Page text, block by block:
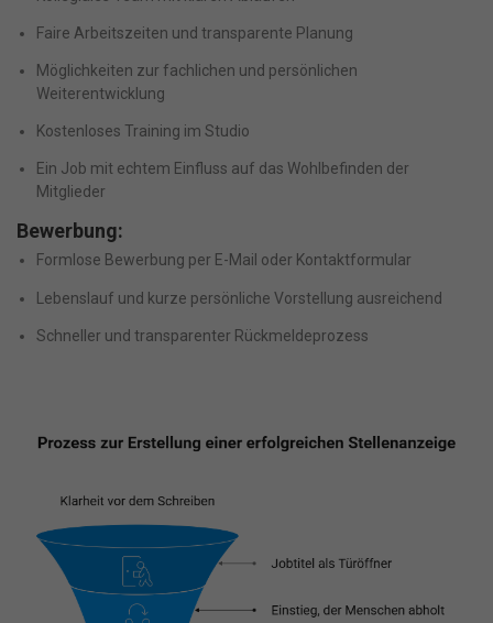
Faire Arbeitszeiten und transparente Planung
Möglichkeiten zur fachlichen und persönlichen
Weiterentwicklung
Kostenloses Training im Studio
Ein Job mit echtem Einfluss auf das Wohlbefinden der
Mitglieder
Bewerbung:
Formlose Bewerbung per E-Mail oder Kontaktformular
Lebenslauf und kurze persönliche Vorstellung ausreichend
Schneller und transparenter Rückmeldeprozess